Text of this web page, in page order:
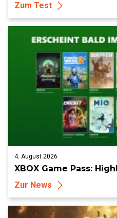
Zum Test
4. August 2026
XBOX Game Pass:
Zur News